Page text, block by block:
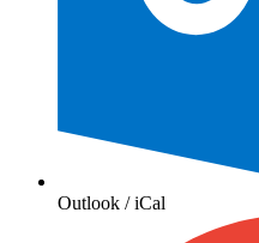
Outlook / iCal